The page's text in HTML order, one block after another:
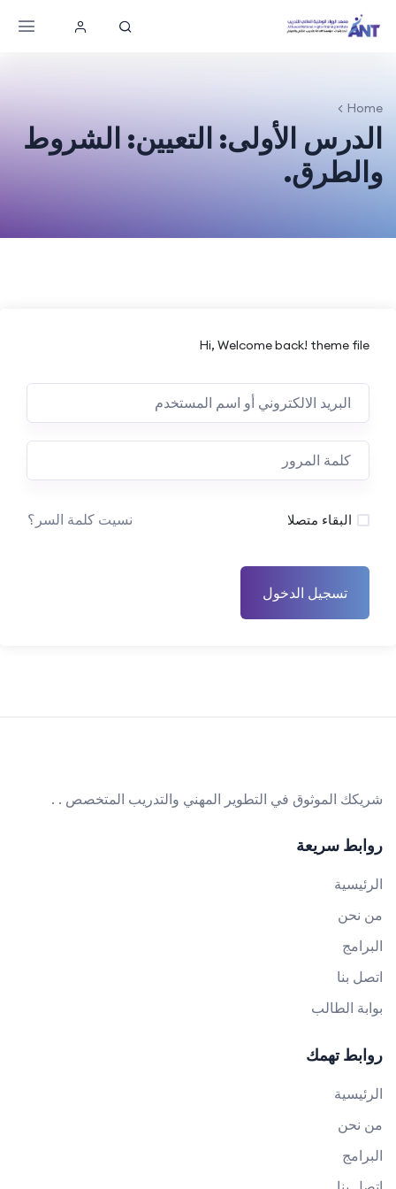
Home
الدرس الأولى: التعيين: الشروط
والطرق.
Hi, Welcome back! theme file
البقاء متصلا نسيت كلمة السر؟
تسجيل الدخول
شريكك الموثوق في التطوير المهني والتدريب المتخصص . .
روابط سريعة
الرئيسية
من نحن
البرامج
اتصل بنا
بوابة الطالب
روابط تهمك
الرئيسية
من نحن
البرامج